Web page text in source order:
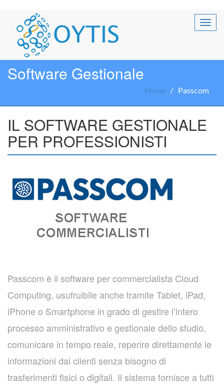
Software Gestionale
Home Passcom
IL SOFTWARE GESTIONALE
PER PROFESSIONISTI
Passcom è il software per commercialista Cloud
Computing, usufruibile anche tramite Tablet, iPad,
iPhone o Smartphone in grado di gestire l’intero
processo amministrativo e gestionale dello studio,
comunicare in tempo reale, reperire direttamente le
informazioni dai clienti senza bisogno di
trasferimenti fisici o digitali. Il sistema fornisce a tutti